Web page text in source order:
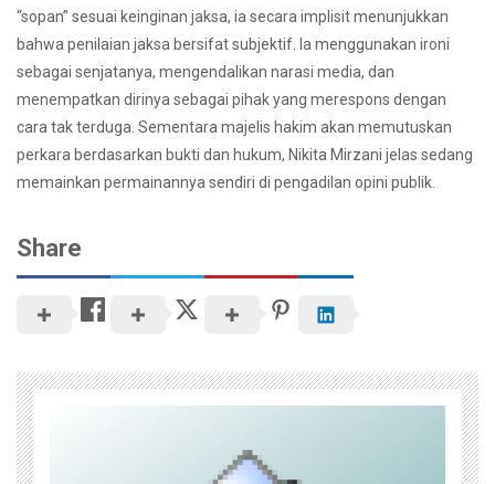
“sopan” sesuai keinginan jaksa, ia secara implisit menunjukkan
bahwa penilaian jaksa bersifat subjektif. Ia menggunakan ironi
sebagai senjatanya, mengendalikan narasi media, dan
menempatkan dirinya sebagai pihak yang merespons dengan
cara tak terduga. Sementara majelis hakim akan memutuskan
perkara berdasarkan bukti dan hukum, Nikita Mirzani jelas sedang
memainkan permainannya sendiri di pengadilan opini publik.
Share